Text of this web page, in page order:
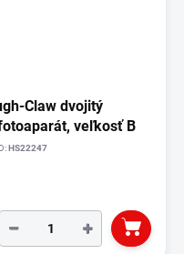
Claw dvojitý
veľkosť B
HS22247
+
−